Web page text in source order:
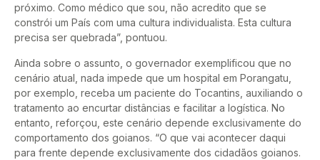
próximo. Como médico que sou, não acredito que se
constrói um País com uma cultura individualista. Esta cultura
precisa ser quebrada”, pontuou.
Ainda sobre o assunto, o governador exemplificou que no
cenário atual, nada impede que um hospital em Porangatu,
por exemplo, receba um paciente do Tocantins, auxiliando o
tratamento ao encurtar distâncias e facilitar a logística. No
entanto, reforçou, este cenário depende exclusivamente do
comportamento dos goianos. “O que vai acontecer daqui
para frente depende exclusivamente dos cidadãos goianos.